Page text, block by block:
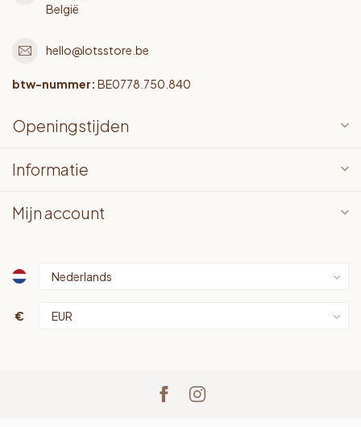
België
hello@lotsstore.be
btw-nummer: BE0778.750.840
Openingstijden
Informatie
Mijn account
€